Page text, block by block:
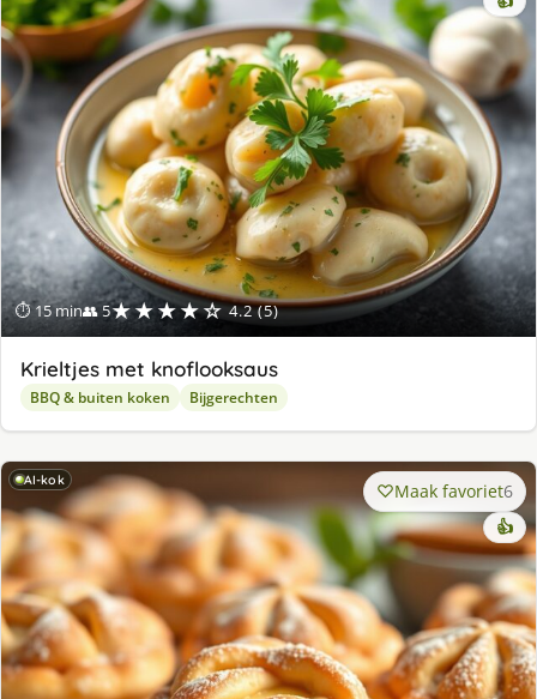
⏱ 15 min👥 5★★★★☆ 4.2 (5)
Krieltjes met knoflooksaus
BBQ & buiten koken Bijgerechten
AI-kok Maak favoriet6
👍